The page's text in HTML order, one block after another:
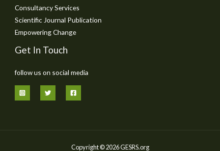
Consultancy Services
Scientific Journal Publication
Empowering Change
Get In Touch
follow us on social media
Copyright © 2026 GESRS.org